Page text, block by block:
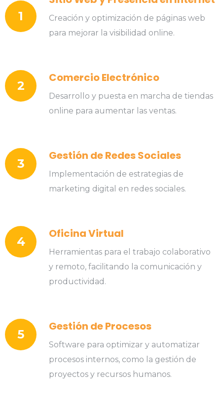
1
Creación y optimización de páginas web
para mejorar la visibilidad online.
2
Comercio Electrónico
Desarrollo y puesta en marcha de tiendas
online para aumentar las ventas.
3
Gestión de Redes Sociales
Implementación de estrategias de
marketing digital en redes sociales.
4
Oficina Virtual
Herramientas para el trabajo colaborativo
y remoto, facilitando la comunicación y
productividad.
5
Gestión de Procesos
Software para optimizar y automatizar
procesos internos, como la gestión de
proyectos y recursos humanos.